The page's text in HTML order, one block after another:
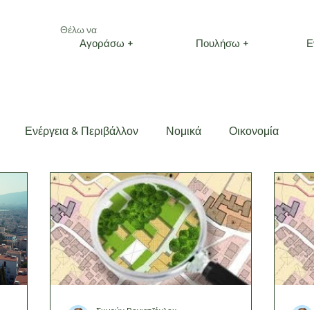
Θέλω να
Αγοράσω + Πουλήσω +
Ενέργεια & Περιβάλλον Νομικά Οικονομία